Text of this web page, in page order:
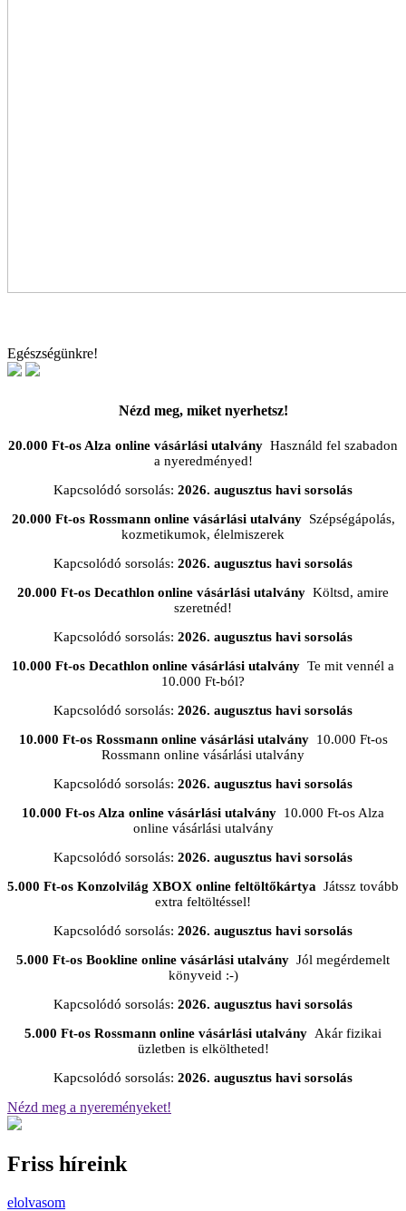
Egészségünkre!
Nézd meg, miket nyerhetsz!
20.000 Ft-os Alza online vásárlási utalvány Használd fel szabadon
a nyeredményed!
Kapcsolódó sorsolás: 2026. augusztus havi sorsolás
20.000 Ft-os Rossmann online vásárlási utalványSzépségápolás,
kozmetikumok, élelmiszerek
Kapcsolódó sorsolás: 2026. augusztus havi sorsolás
20.000 Ft-os Decathlon online vásárlási utalvány Költsd, amire
szeretnéd!
Kapcsolódó sorsolás: 2026. augusztus havi sorsolás
10.000 Ft-os Decathlon online vásárlási utalvány Te mit vennél a
10.000 Ft-ból?
Kapcsolódó sorsolás: 2026. augusztus havi sorsolás
10.000 Ft-os Rossmann online vásárlási utalvány10.000 Ft-os
Rossmann online vásárlási utalvány
Kapcsolódó sorsolás: 2026. augusztus havi sorsolás
10.000 Ft-os Alza online vásárlási utalvány 10.000 Ft-os Alza
online vásárlási utalvány
Kapcsolódó sorsolás: 2026. augusztus havi sorsolás
5.000 Ft-os Konzolvilág XBOX online feltöltőkártya Játssz tovább
extra feltöltéssel!
Kapcsolódó sorsolás: 2026. augusztus havi sorsolás
5.000 Ft-os Bookline online vásárlási utalvány Jól megérdemelt
könyveid :-)
Kapcsolódó sorsolás: 2026. augusztus havi sorsolás
5.000 Ft-os Rossmann online vásárlási utalvány Akár fizikai
üzletben is elköltheted!
Kapcsolódó sorsolás: 2026. augusztus havi sorsolás
Nézd meg a nyereményeket!
Friss híreink
elolvasom